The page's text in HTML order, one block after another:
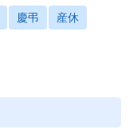
慶弔 産休